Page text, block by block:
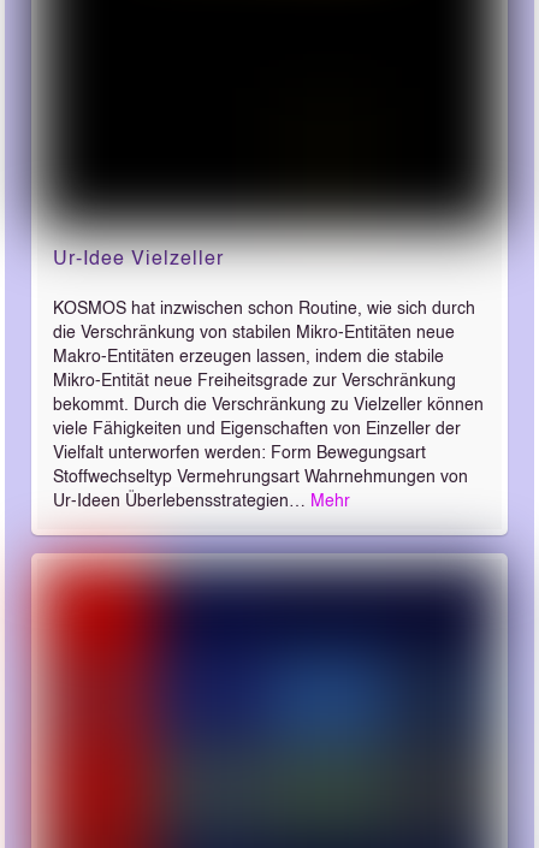
Ur-Idee Vielzeller
KOSMOS hat inzwischen schon Routine, wie sich durch
die Verschränkung von stabilen Mikro-Entitäten neue
Makro-Entitäten erzeugen lassen, indem die stabile
Mikro-Entität neue Freiheitsgrade zur Verschränkung
bekommt. Durch die Verschränkung zu Vielzeller können
viele Fähigkeiten und Eigenschaften von Einzeller der
Vielfalt unterworfen werden: Form Bewegungsart
Stoffwechseltyp Vermehrungsart Wahrnehmungen von
Ur-Ideen Überlebensstrategien… Mehr